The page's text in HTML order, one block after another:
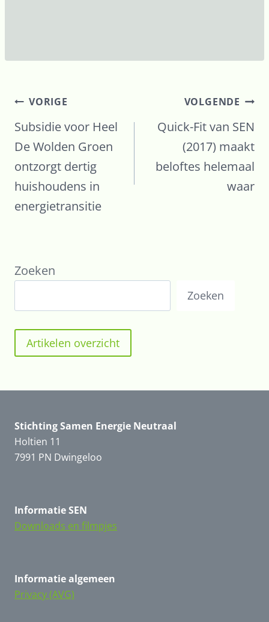
VORIGE
Subsidie voor Heel
De Wolden Groen
ontzorgt dertig
huishoudens in
energietransitie
VOLGENDE
Quick-Fit van SEN
(2017) maakt
beloftes helemaal
waar
Zoeken
Zoeken
Artikelen overzicht
Stichting Samen Energie Neutraal
Holtien 11
7991 PN Dwingeloo
InformatieSEN
Downloads en filmpjes
Informatiealgemeen
Privacy (AVG)